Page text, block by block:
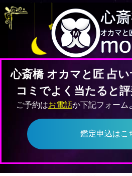
心斎橋 オカマと匠 占
コミでよく当たると
ご予約はお電話か下記フォーム
鑑定申込はこ